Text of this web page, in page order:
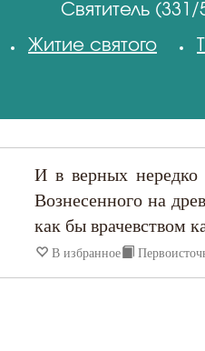
Феона
Великий
Нисский
Святитель (331/
Житие святого
И в верных нередко
Вознесенного на
как бы врачевством
В избранное